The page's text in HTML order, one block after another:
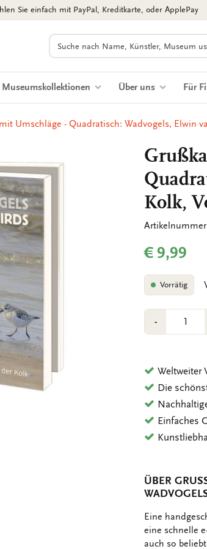
Sie einfach mit PayPal, Kreditkarte, oder ApplePay
Suchen
Museumskollektionen Über uns Für
Umschläge - Quadratisch: Wadvogels, Elwin
Kolk,
€ 9,99
Vorrätig
-Min
1
Weltweiter
Die
Einfaches
ÜBER
Eine
eine schnelle
auch so